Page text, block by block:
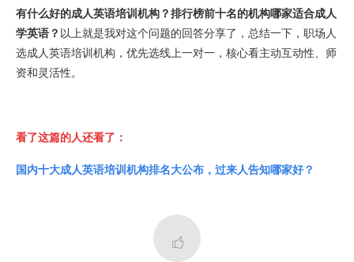
有什么好的成人英语培训机构？排行榜前十名的机构哪家适合成人
学英语？ 以上就是我对这个问题的回答分享了，总结一下，职场人
选成人英语培训机构，优先选线上一对一，核心看主动互动性、师
资和灵活性。
看了这篇的人还看了：
国内十大成人英语培训机构排名大公布，过来人告知哪家好？
